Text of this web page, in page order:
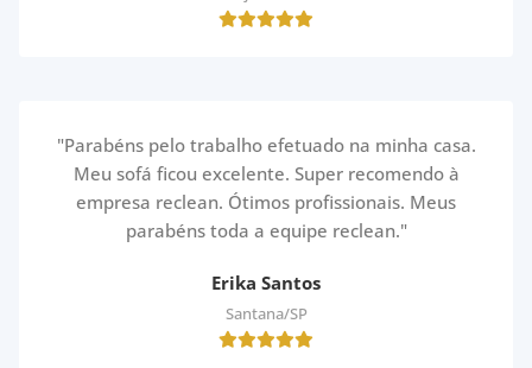
"Parabéns pelo trabalho efetuado na minha casa.
Meu sofá ficou excelente. Super recomendo à
empresa reclean. Ótimos profissionais. Meus
parabéns toda a equipe reclean."
Erika Santos
Santana/SP